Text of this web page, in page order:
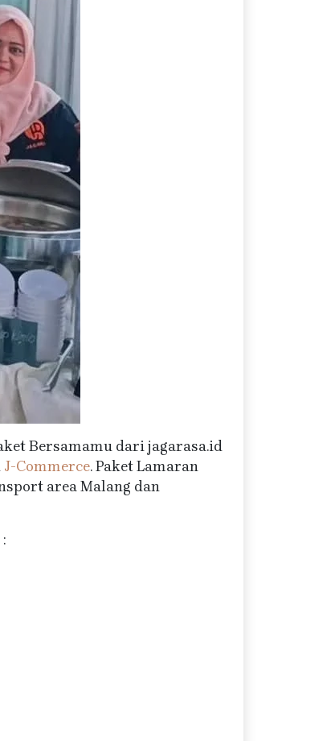
Bersamamu dari jagarasa.id
J-Commerce. Paket Lamaran
area Malang dan